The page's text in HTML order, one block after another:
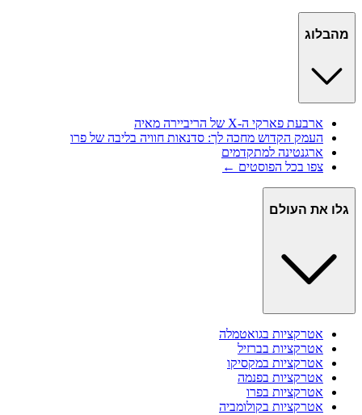
מהבלוג
ארבעת פארקי ה-X של הריביירה מאיה
העמק הקדוש מחכה לך: סדנאות חוויה בליבה של פרו
ארגנטינה למתקדמים
צפו בכל הפוסטים ←
גלו את העולם
אטרקציות בגואטמלה
אטרקציות בברזיל
אטרקציות במקסיקו
אטרקציות בפנמה
אטרקציות בפרו
אטרקציות בקולומביה